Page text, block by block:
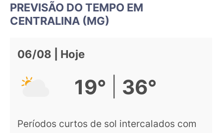
PREVISÃO DO TEMPO EM
CENTRALINA (MG)
06/08 | Hoje
19° 36°
Períodos curtos de sol intercalados com